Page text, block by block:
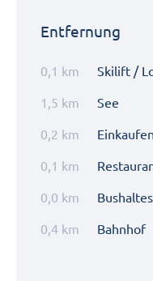
Entfernung
Skilift /
0,1 km
See
1,5 km
Einkaufen
0,2 km
0,1 km
0,0 km
Bahnhof
0,4 km